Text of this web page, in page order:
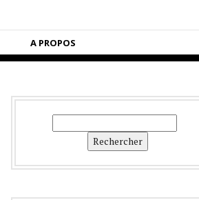
A PROPOS
Rechercher